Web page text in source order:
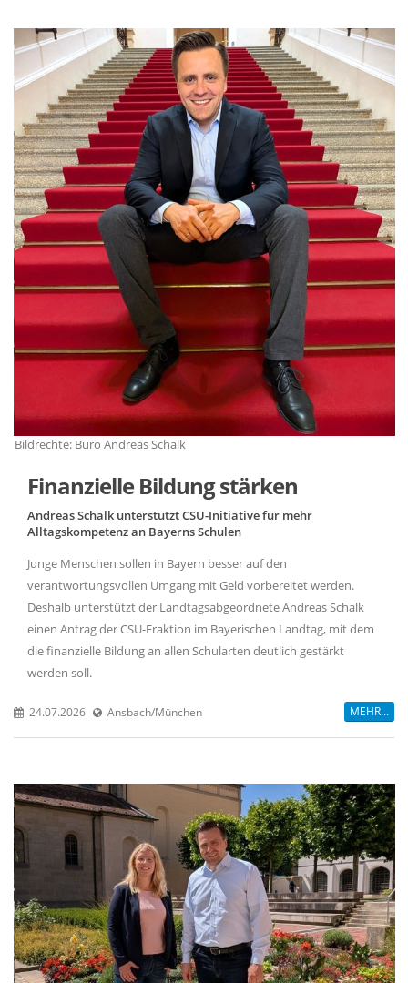
Bildrechte: Büro Andreas Schalk
Finanzielle Bildung stärken
Andreas Schalk unterstützt CSU-Initiative für mehr
Alltagskompetenz an Bayerns Schulen
Junge Menschen sollen in Bayern besser auf den
verantwortungsvollen Umgang mit Geld vorbereitet werden.
Deshalb unterstützt der Landtagsabgeordnete Andreas Schalk
einen Antrag der CSU-Fraktion im Bayerischen Landtag, mit dem
die finanzielle Bildung an allen Schularten deutlich gestärkt
werden soll.
24.07.2026 Ansbach/München MEHR...